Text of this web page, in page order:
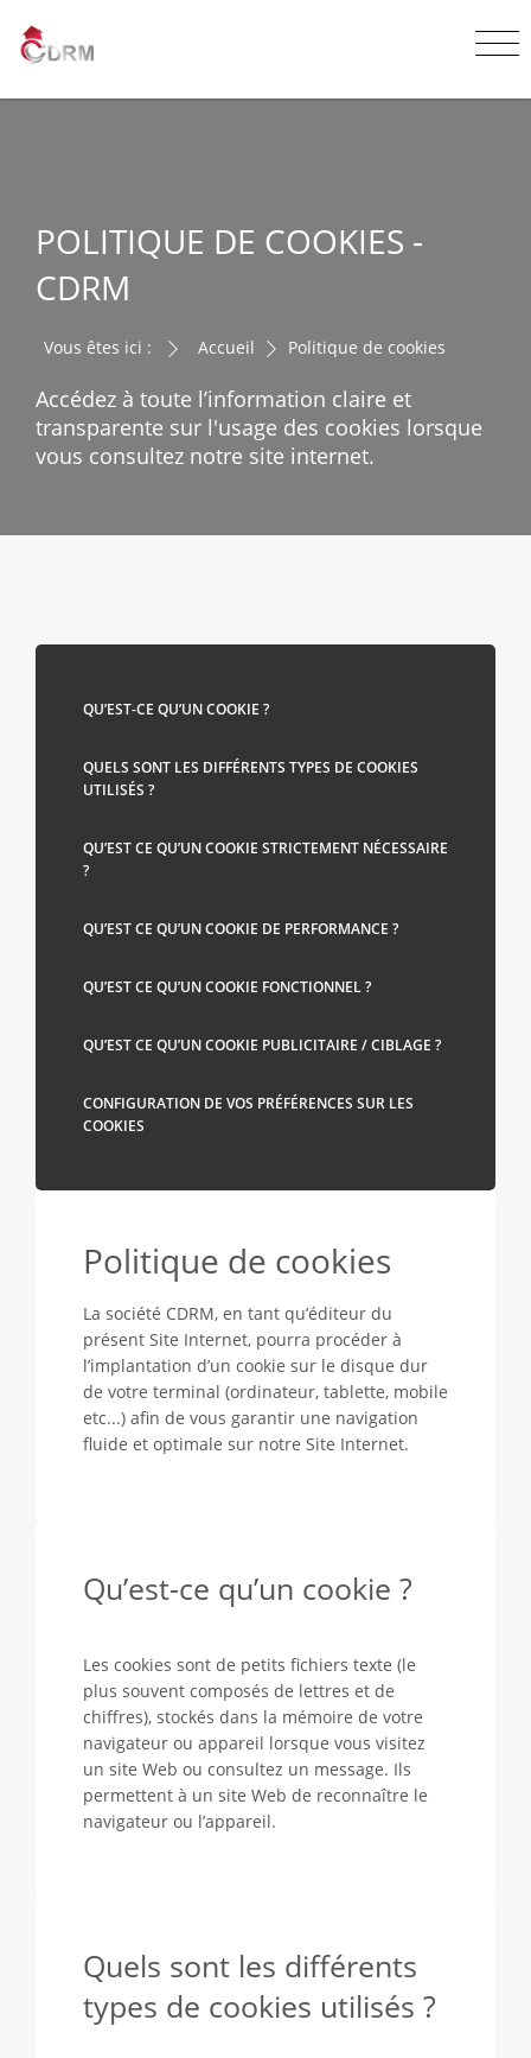
POLITIQUE DE COOKIES -
CDRM
Vous êtes ici : Accueil Politique de cookies
Accédez à toute l’information claire et
transparente sur l'usage des cookies lorsque
vous consultez notre site internet.
QU’EST-CE QU’UN COOKIE ?
QUELS SONT LES DIFFÉRENTS TYPES DE COOKIES
UTILISÉS ?
QU’EST CE QU’UN COOKIE STRICTEMENT NÉCESSAIRE
?
QU’EST CE QU’UN COOKIE DE PERFORMANCE ?
QU’EST CE QU’UN COOKIE FONCTIONNEL ?
QU’EST CE QU’UN COOKIE PUBLICITAIRE / CIBLAGE ?
CONFIGURATION DE VOS PRÉFÉRENCES SUR LES
COOKIES
Politique de cookies
La société CDRM, en tant qu’éditeur du
présent Site Internet, pourra procéder à
l’implantation d’un cookie sur le disque dur
de votre terminal (ordinateur, tablette, mobile
etc...) afin de vous garantir une navigation
fluide et optimale sur notre Site Internet.
Qu’est-ce qu’un cookie ?
Les cookies sont de petits fichiers texte (le
plus souvent composés de lettres et de
chiffres), stockés dans la mémoire de votre
navigateur ou appareil lorsque vous visitez
un site Web ou consultez un message. Ils
permettent à un site Web de reconnaître le
navigateur ou l’appareil.
Quels sont les différents
types de cookies utilisés ?